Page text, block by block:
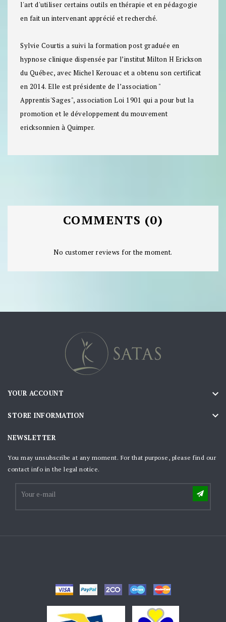
l'art d'utiliser certains outils en thérapie et en pédagogie
en fait un intervenant apprécié et recherché.
Sylvie Courtis a suivi la formation post graduée en
hypnose clinique dispensée par l’institut Milton H Erickson
du Québec, avec Michel Kerouac et a obtenu son certificat
en 2014. Elle est présidente de l’association "
Apprentis'Sages", association Loi 1901 qui a pour but la
promotion et le développement du mouvement
ericksonnien à Quimper.
COMMENTS (0)
No customer reviews for the moment.
YOUR ACCOUNT 
STORE INFORMATION 
NEWSLETTER
You may unsubscribe at any moment. For that purpose, please find our
contact info in the legal notice.